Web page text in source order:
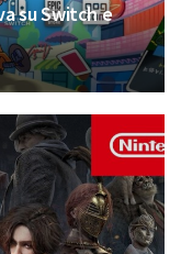
su Switch e